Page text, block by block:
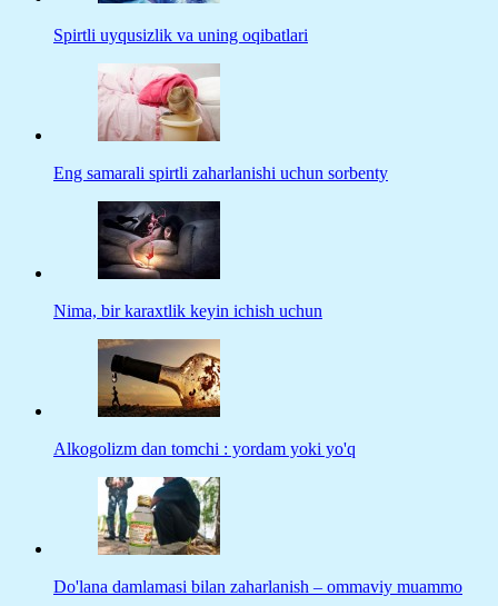
Spirtli uyqusizlik va uning oqibatlari
Eng samarali spirtli zaharlanishi uchun sorbenty
Nima, bir karaxtlik keyin ichish uchun
Alkogolizm dan tomchi : yordam yoki yo'q
Do'lana damlamasi bilan zaharlanish – ommaviy muammo